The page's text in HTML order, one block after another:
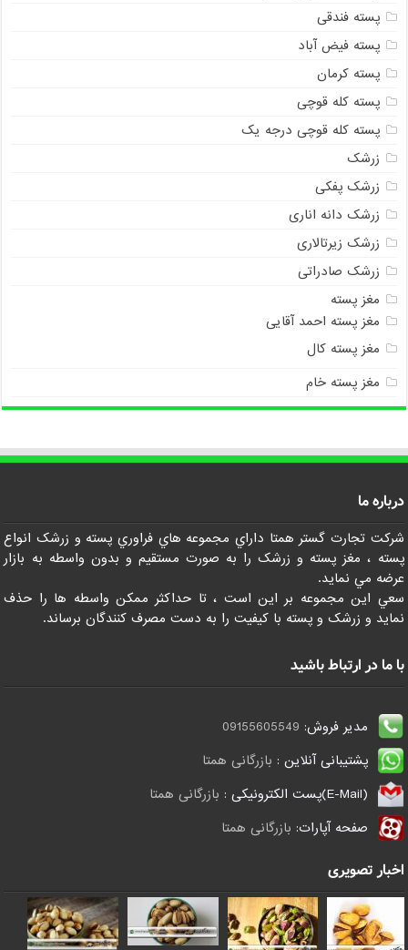
پسته فندقی
پسته فیض آباد
پسته کرمان
پسته کله قوچی
پسته کله قوچی درجه یک
زرشک
زرشک پفکی
زرشک دانه اناری
زرشک زیرتالاری
زرشک صادراتی
مغز پسته
مغز پسته احمد آقایی
مغز پسته کال
مغز پسته خام
درباره ما
شرکت تجارت گستر همتا داراي مجموعه هاي فراوري پسته و زرشک انواع
پسته ، مغز پسته و زرشک را به صورت مستقيم و بدون واسطه به بازار
عرضه مي نمايد.
سعي اين مجموعه بر اين است ، تا حداکثر ممکن واسطه ها را حذف
نمايد و زرشک و پسته با کيفيت را به دست مصرف کنندگان برساند.
با ما در ارتباط باشید
مدیر فروش: 09155605549
پشتیبانی آنلاین : بازرگانی همتا
(E-Mail)پست الکترونیکی :
بازرگانی همتا
صفحه آپارات: بازرگانی همتا
اخبار تصویری